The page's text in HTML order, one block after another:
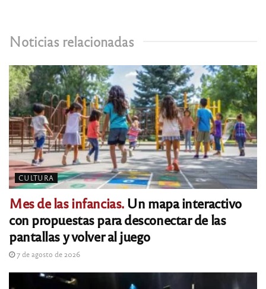
Noticias relacionadas
CULTURA
Mes de las infancias.Un mapa interactivo
con propuestas para desconectar de las
pantallas y volver al juego
7 de agosto de 2026